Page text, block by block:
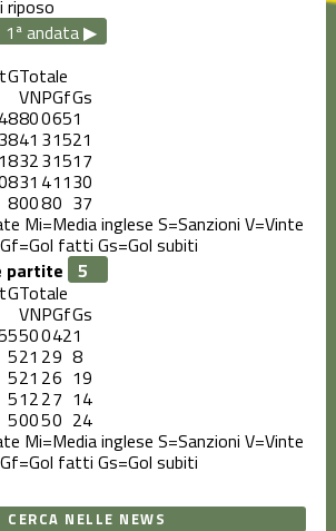
riposo
1ª andata ▶
GTotale
VNPGfGs
8800651
841 31521
83231517
831 41130
80080 37
Mi=Media inglese S=Sanzioni V=Vinte
Gf=Gol fatti Gs=Gol subiti
partite
GTotale
VNPGfGs
5500421
521 29 8
521 26 19
51227 14
50050 24
Mi=Media inglese S=Sanzioni V=Vinte
Gf=Gol fatti Gs=Gol subiti
CERCA NELLE NEWS